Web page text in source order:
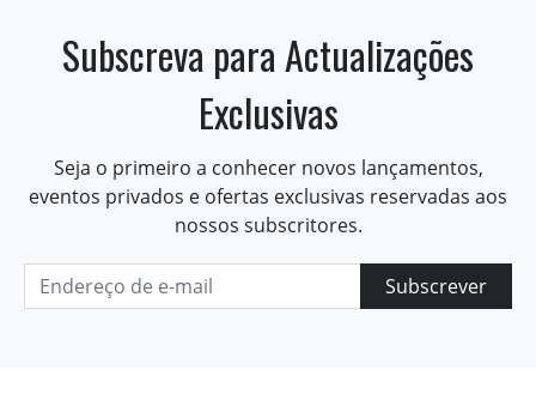
Subscreva para Actualizações
Exclusivas
Seja o primeiro a conhecer novos lançamentos,
eventos privados e ofertas exclusivas reservadas aos
nossos subscritores.
Subscrever